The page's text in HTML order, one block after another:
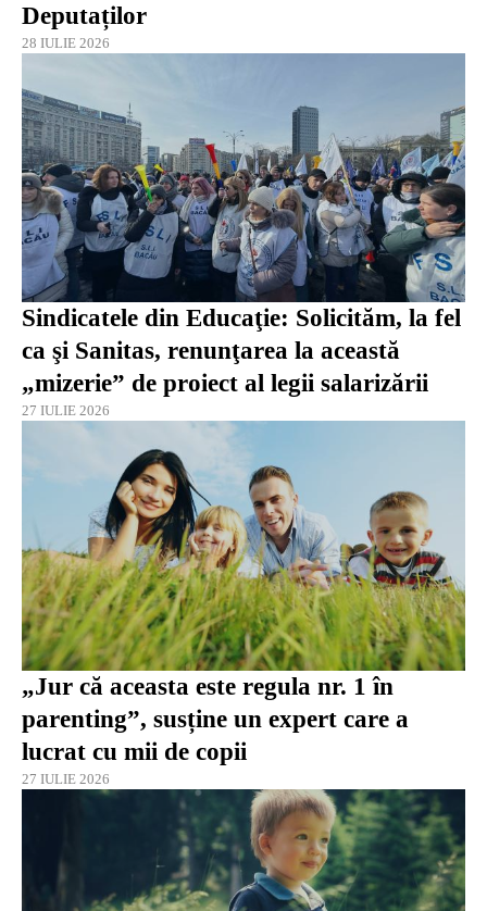
Deputaților
28 IULIE 2026
Sindicatele din Educaţie: Solicităm, la fel
ca şi Sanitas, renunţarea la această
„mizerie” de proiect al legii salarizării
27 IULIE 2026
„Jur că aceasta este regula nr. 1 în
parenting”, susține un expert care a
lucrat cu mii de copii
27 IULIE 2026